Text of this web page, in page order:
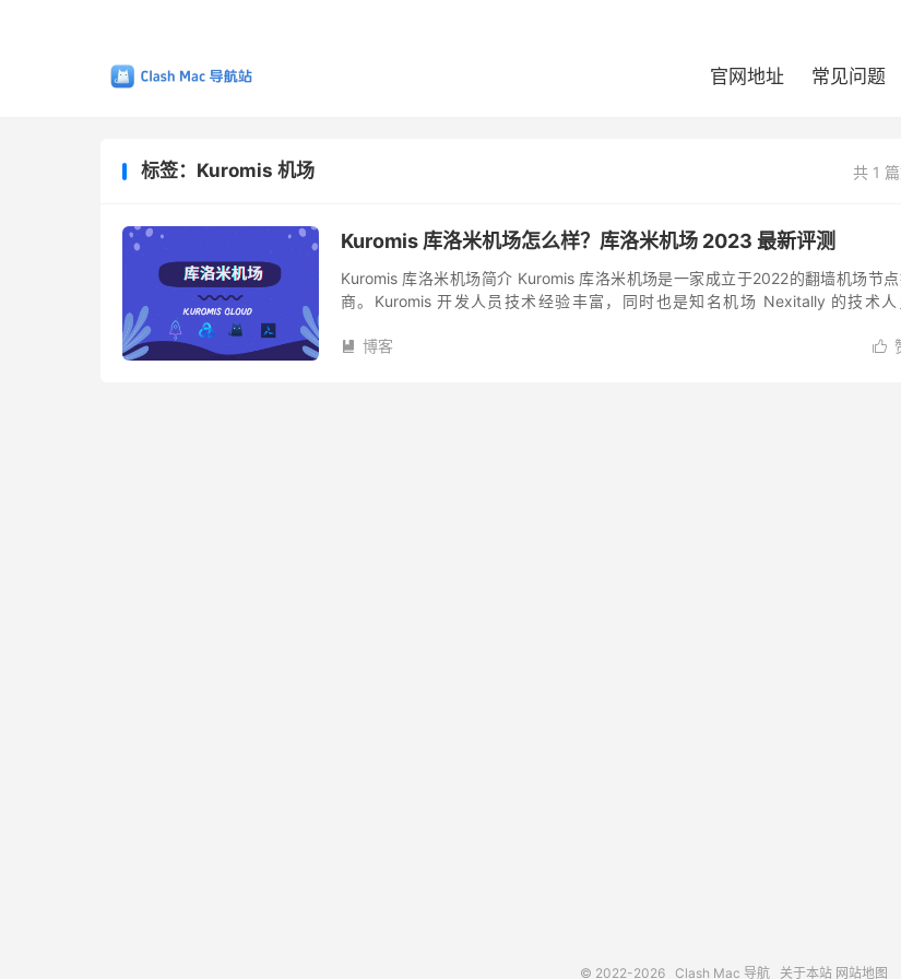
官网地址 常见问题
共 1
标签：Kuromis 机场
Kuromis 库洛米机场怎么样？库洛米机场 2023 最新评测
Kuromis 库洛米机场简介 Kuromis 库洛米机场是一家成立于2022的翻墙机场节
商。Kuromis 开发人员技术经验丰富，同时也是知名机场 Nexitally 的技术人

 博客
© 2022-2026 Clash Mac 导航 关于本站 网站地图